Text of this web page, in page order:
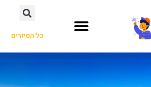
כל הסיורים